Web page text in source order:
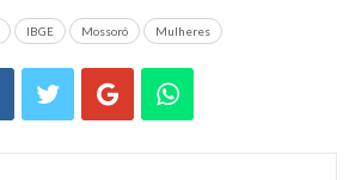
IBGE Mossoró Mulheres